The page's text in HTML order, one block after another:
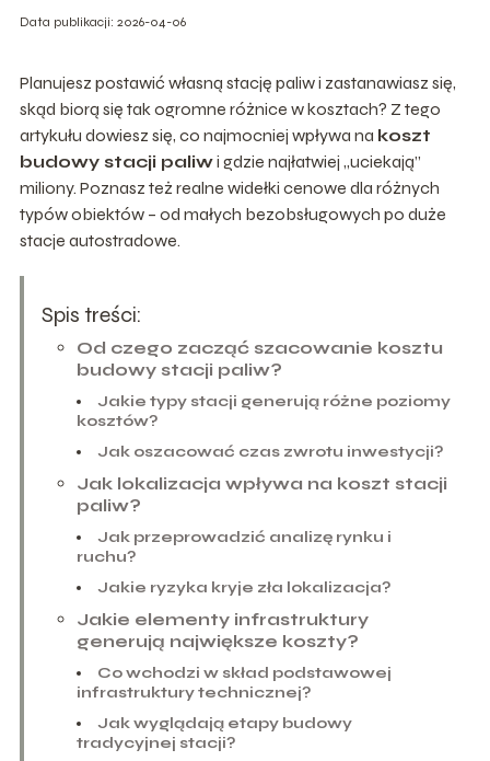
Data publikacji: 2026-04-06
Planujesz postawić własną stację paliw i zastanawiasz się,
skąd biorą się tak ogromne różnice w kosztach? Z tego
artykułu dowiesz się, co najmocniej wpływa na koszt
budowy stacji paliwi gdzie najłatwiej „uciekają”
miliony. Poznasz też realne widełki cenowe dla różnych
typów obiektów – od małych bezobsługowych po duże
stacje autostradowe.
Spis treści:
Od czego zacząć szacowanie kosztu
budowy stacji paliw?
Jakie typy stacji generują różne poziomy
kosztów?
Jak oszacować czas zwrotu inwestycji?
Jak lokalizacja wpływa na koszt stacji
paliw?
Jak przeprowadzić analizę rynku i
ruchu?
Jakie ryzyka kryje zła lokalizacja?
Jakie elementy infrastruktury
generują największe koszty?
Co wchodzi w skład podstawowej
infrastruktury technicznej?
Jak wyglądają etapy budowy
tradycyjnej stacji?